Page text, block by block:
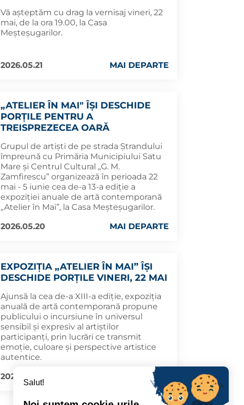
Vă așteptăm cu drag la vernisaj vineri, 22
mai, de la ora 19.00, la Casa
Meșteșugarilor.
2026.05.21 MAI DEPARTE
„ATELIER ÎN MAI" ÎȘI DESCHIDE
PORȚILE PENTRU A
TREISPREZECEA OARĂ
Grupul de artiști de pe strada Ștrandului
împreună cu Primăria Municipiului Satu
Mare și Centrul Cultural „G. M.
Zamfirescu” organizează în perioada 22
mai - 5 iunie cea de-a 13-a ediție a
expoziției anuale de artă contemporană
„Atelier în Mai”, la Casa Meșteșugarilor.
2026.05.20
MAI DEPARTE
EXPOZIȚIA „ATELIER ÎN MAI” ÎȘI
DESCHIDE PORȚILE VINERI, 22 MAI
Ajunsă la cea de-a XIII-a ediție, expoziția
anuală de artă contemporană propune
publicului o incursiune în universul
sensibil și expresiv al artiștilor
participanți, prin lucrări ce transmit
emoție, culoare și perspective artistice
autentice.
2026.05.18
MAI DEPARTE
Salut!